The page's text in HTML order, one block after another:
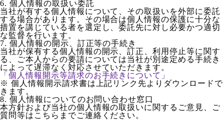
6. 個人情報の取扱い委託
当社が有する個人情報について、その取扱いを外部に委託
する場合があります。その場合は個人情報の保護に十分な
措置を講じている者を選定し、委託先に対し必要かつ適切
な監督を行います。
7. 個人情報の開示、訂正等の手続き
当社が保有する個人情報の開示、訂正、利用停止等に関す
る、ご本人からの要請については当社が別途定める手続き
によって遅滞なく対応させていただきます。
「個人情報開示等請求のお手続きについて」
※ 個人情報開示請求書は上記リンク先よりダウンロードで
きます。
8. 個人情報についてのお問い合わせ窓口
本方針および当社の個人情報の取扱いに関するご意見、ご
質問等はこちらまでご連絡ください。